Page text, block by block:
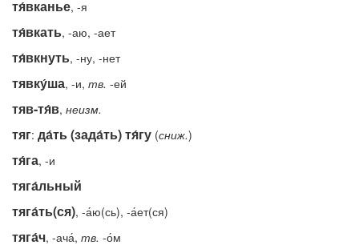
тя́вканье, -я
тя́вкать, -аю, -ает
тя́вкнуть, -ну, -нет
тявку́ша, -и, тв. -ей
тяв-тя́в, неизм.
тяг: да́ть (зада́ть) тя́гу (сниж.)
тя́га, -и
тяга́льный
тяга́ть(ся), -а́ю(сь), -а́ет(ся)
тяга́ч, -ача́, тв. -о́м